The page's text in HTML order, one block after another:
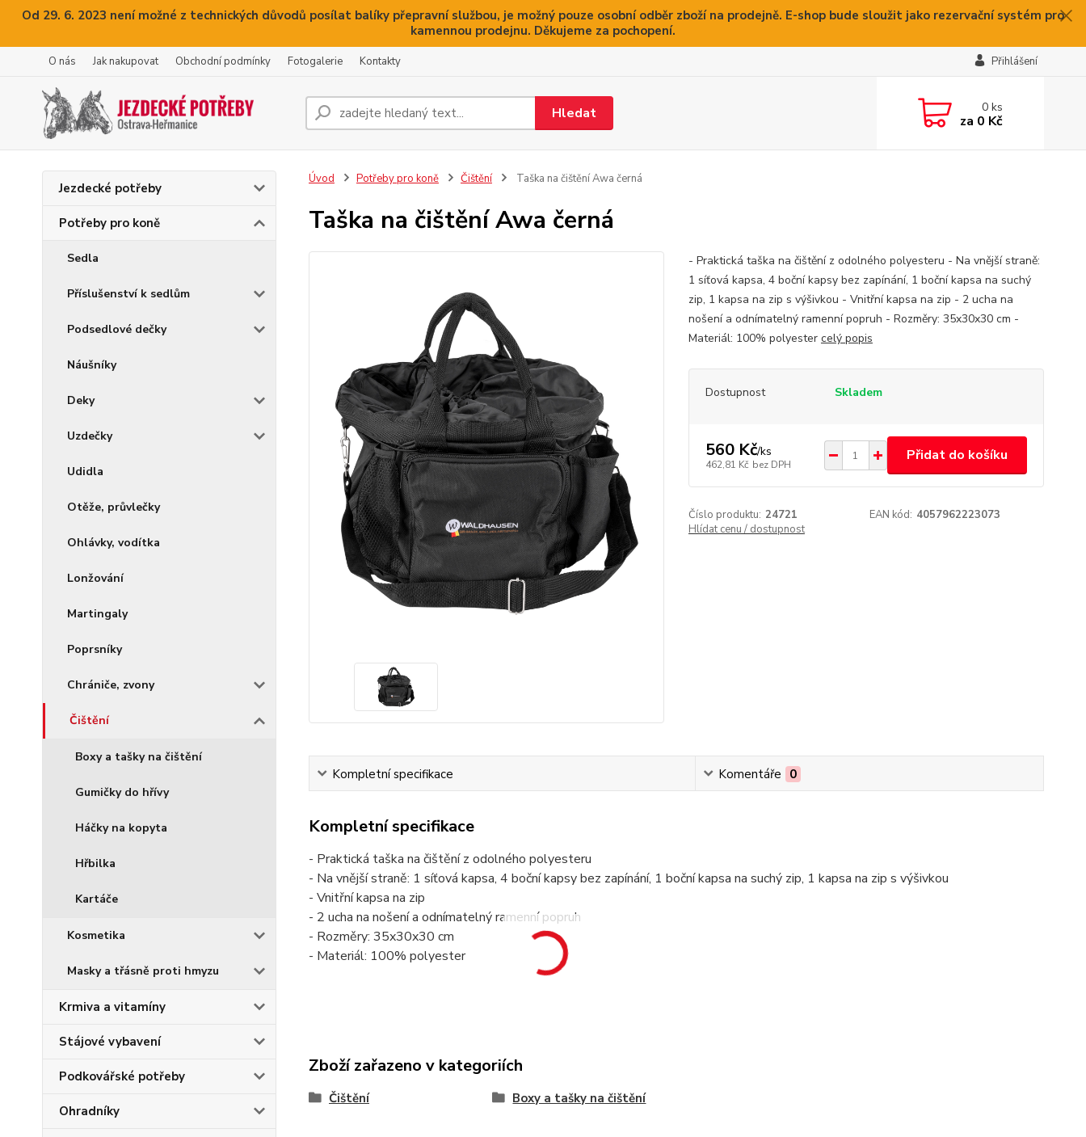
Od 29. 6. 2023 není možné z technických důvodů posílat balíky přepravní službou, je možný pouze osobní odběr zboží na prodejně. E-shop bude sloužit jako rezervační systém pro
kamennou prodejnu. Děkujeme za pochopení.
O nás Jak nakupovat Obchodní podmínky Fotogalerie Kontakty Přihlášení
Hledat 0ks
za 0 Kč
Jezdecké potřeby
Potřeby pro koně
Sedla
Příslušenství k sedlům
Podsedlové dečky
Náušníky
Deky
Uzdečky
Udidla
Otěže, průvlečky
Ohlávky, vodítka
Lonžování
Martingaly
Poprsníky
Chrániče, zvony
Čištění
Boxy a tašky na čištění
Gumičky do hřívy
Háčky na kopyta
Hřbilka
Kartáče
Kosmetika
Masky a třásně proti hmyzu
Krmiva a vitamíny
Stájové vybavení
Podkovářské potřeby
Ohradníky
Úvod Potřeby pro koně Čištění Taška na čištění Awa černá
Taška na čištění Awa černá
- Praktická taška na čištění z odolného polyesteru - Na vnější straně:
1 síťová kapsa, 4 boční kapsy bez zapínání, 1 boční kapsa na suchý
zip, 1 kapsa na zip s výšivkou - Vnitřní kapsa na zip - 2 ucha na
nošení a odnímatelný ramenní popruh - Rozměry: 35x30x30 cm -
Materiál: 100% polyester celý popis
Dostupnost Skladem
560 Kč/ks
462,81 Kč bez DPH
Přidat do košíku
Číslo produktu: 24721 EAN kód: 4057962223073
Hlídat cenu / dostupnost
Kompletní specifikace Komentáře 0
Kompletní specifikace
- Praktická taška na čištění z odolného polyesteru
- Na vnější straně: 1 síťová kapsa, 4 boční kapsy bez zapínání, 1 boční kapsa na suchý zip, 1 kapsa na zip s výšivkou
- Vnitřní kapsa na zip
- 2 ucha na nošení a odnímatelný ramenní popruh
- Rozměry: 35x30x30 cm
- Materiál: 100% polyester
Zboží zařazeno v kategoriích
Čištění Boxy a tašky na čištění